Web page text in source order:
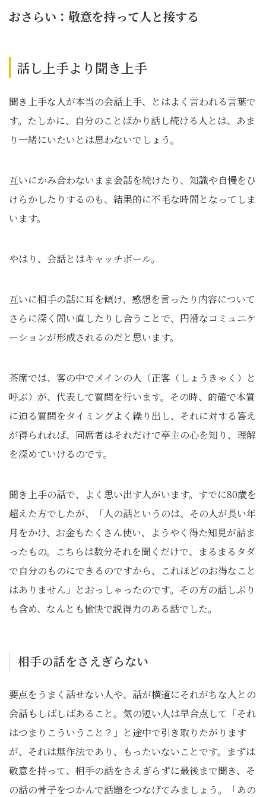
おさらい：敬意を持って人と接する
話し上手より聞き上手
聞き上手な人が本当の会話上手、とはよく言われる言葉で
す。たしかに、自分のことばかり話し続ける人とは、あま
り一緒にいたいとは思わないでしょう。
互いにかみ合わないまま会話を続けたり、知識や自慢をひ
けらかしたりするのも、結果的に不毛な時間となってしま
います。
やはり、会話とはキャッチボール。
互いに相手の話に耳を傾け、感想を言ったり内容について
さらに深く問い直したりし合うことで、円滑なコミュニケ
ーションが形成されるのだと思います。
茶席では、客の中でメインの人（正客（しょうきゃく）と
呼ぶ）が、代表して質問を行います。その時、的確で本質
に迫る質問をタイミングよく繰り出し、それに対する答え
が得られれば、同席者はそれだけで亭主の心を知り、理解
を深めていけるのです。
聞き上手の話で、よく思い出す人がいます。すでに80歳を
超えた方でしたが、「人の話というのは、その人が長い年
月をかけ、お金もたくさん使い、ようやく得た知見が詰ま
ったもの。こちらは数分それを聞くだけで、まるまるタダ
で自分のものにできるのですから、これほどのお得なこと
はありません」とおっしゃったのです。その方の話しぶり
も含め、なんとも愉快で説得力のある話でした。
相手の話をさえぎらない
要点をうまく話せない人や、話が横道にそれがちな人との
会話もしばしばあること。気の短い人は早合点して「それ
はつまりこういうこと？」と途中で引き取りたがります
が、それは無作法であり、もったいないことです。まずは
敬意を持って、相手の話をさえぎらずに最後まで聞き、そ
の話の骨子をつかんで話題をつなげてみましょう。「あの